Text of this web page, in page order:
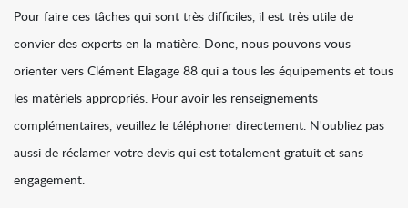
Pour faire ces tâches qui sont très difficiles, il est très utile de
convier des experts en la matière. Donc, nous pouvons vous
orienter vers Clément Elagage 88 qui a tous les équipements et tous
les matériels appropriés. Pour avoir les renseignements
complémentaires, veuillez le téléphoner directement. N'oubliez pas
aussi de réclamer votre devis qui est totalement gratuit et sans
engagement.